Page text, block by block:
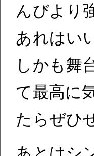
んびより
あれはい
しかも舞
て最高に
たらぜひ